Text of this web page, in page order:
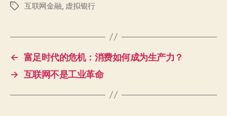
标
互联网金融 虚拟银行
← 富足时代的危机：消费如何成为生产力？
→ 互联网不是工业革命